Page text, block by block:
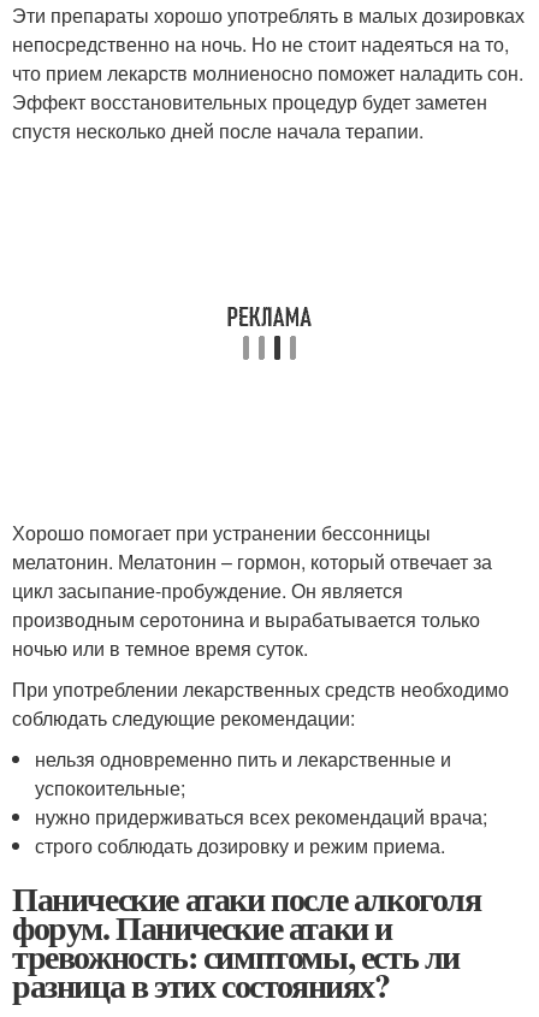
Эти препараты хорошо употреблять в малых дозировках
непосредственно на ночь. Но не стоит надеяться на то,
что прием лекарств молниеносно поможет наладить сон.
Эффект восстановительных процедур будет заметен
спустя несколько дней после начала терапии.
Хорошо помогает при устранении бессонницы
мелатонин. Мелатонин – гормон, который отвечает за
цикл засыпание-пробуждение. Он является
производным серотонина и вырабатывается только
ночью или в темное время суток.
При употреблении лекарственных средств необходимо
соблюдать следующие рекомендации:
нельзя одновременно пить и лекарственные и
успокоительные;
нужно придерживаться всех рекомендаций врача;
строго соблюдать дозировку и режим приема.
Панические атаки после алкоголя
форум. Панические атаки и
тревожность: симптомы, есть ли
разница в этих состояниях?